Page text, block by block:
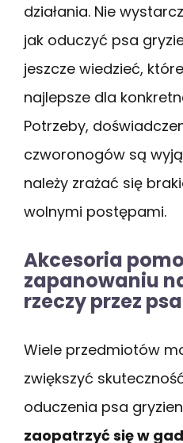
działania. Nie
jak oduczyć psa
jeszcze wiedzieć,
najlepsze dla
Potrzeby,
czworonogów są
należy zrażać się
wolnymi postępami.
Akcesoria
zapanowaniu
rzeczy przez psa
Wiele przedmiotów
zwiększyć
oduczenia psa
zaopatrzyć się w